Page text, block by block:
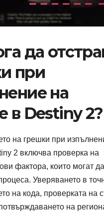
да
при
на
в Destiny 2?
на грешки при
2 включва проверка на
фактора, които могат да
Уверяването в
на кода, проверката на
на